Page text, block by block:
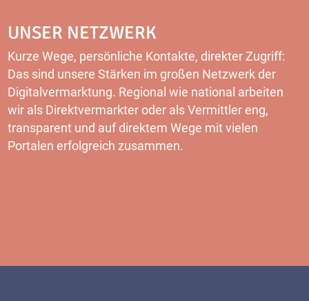
UNSER NETZWERK
Kurze Wege, persönliche Kontakte, direkter Zugriff:
Das sind unsere Stärken im großen Netzwerk der
Digitalvermarktung. Regional wie national arbeiten
wir als Direktvermarkter oder als Vermittler eng,
transparent und auf direktem Wege mit vielen
Portalen erfolgreich zusammen.